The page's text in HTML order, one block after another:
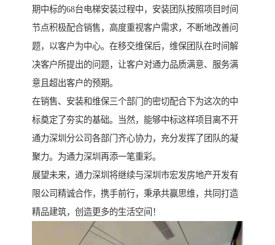
期中标的68台电梯安装过程中，安装团队按照项目时间
节点积极配合销售，高度重视客户需求，不断地改善问
题，以客户为中心。在移交维保后，维保团队在时间解
决客户所提出的问题，让客户对通力品质满意、服务满
意且超出客户的预期。
在销售、安装和维保三个部门的密切配合下为这次的中
标奠定了夯实的基础。当然，能够中标这样项目离不开
通力深圳分公司各部门齐心协力，充分发挥了团队的凝
聚力。为通力深圳再添一笔重彩。
展望未来，通力深圳将继续与深圳市宏发房地产开发有
限公司精诚合作，携手前行，秉承共赢思维，共同打造
精品建筑，创造更多的生活空间！